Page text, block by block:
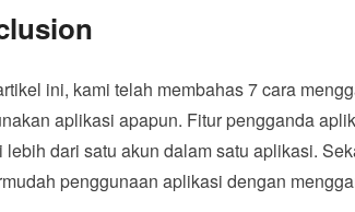
ini, kami telah membahas 7 cara
aplikasi apapun. Fitur pengganda
lebih dari satu akun dalam satu aplikasi.
penggunaan aplikasi dengan